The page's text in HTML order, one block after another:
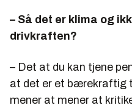
– Så det er klima og
drivkraften?
– Det at du kan tjene
at det er et bærekraftig
mener at mener at